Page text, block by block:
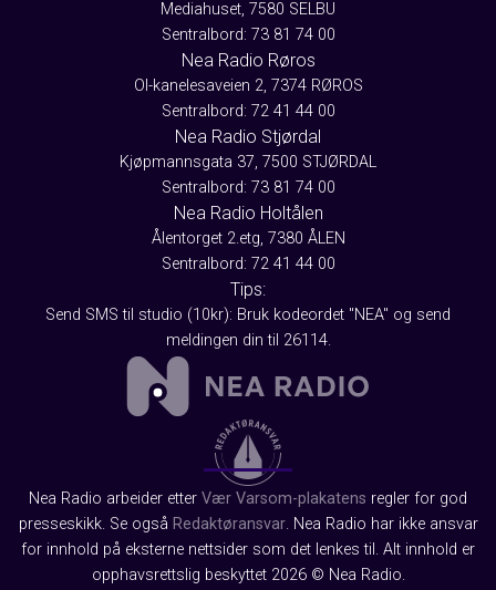
Mediahuset, 7580 SELBU
Sentralbord: 73 81 74 00
Nea Radio Røros
Ol-kanelesaveien 2, 7374 RØROS
Sentralbord: 72 41 44 00
Nea Radio Stjørdal
Kjøpmannsgata 37, 7500 STJØRDAL
Sentralbord: 73 81 74 00
Nea Radio Holtålen
Ålentorget 2.etg, 7380 ÅLEN
Sentralbord: 72 41 44 00
Tips:
Send SMS til studio (10kr): Bruk kodeordet "NEA" og send
meldingen din til 26114.
Nea Radio arbeider etter Vær Varsom-plakatens regler for god
presseskikk. Se også Redaktøransvar. Nea Radio har ikke ansvar
for innhold på eksterne nettsider som det lenkes til. Alt innhold er
opphavsrettslig beskyttet 2026 © Nea Radio.